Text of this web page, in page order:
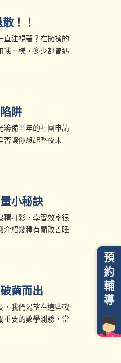
預
約
輔
導
！！
直注視著？在擁擠的
我一樣，多少都曾遇
阱
籌備半年的社團申請
否讓你想起整夜未
小秘訣
精打彩、學習效率很
介紹幾種有關改善睡
繭而出
，我們渴望在這些戰
重要的數學測驗，當